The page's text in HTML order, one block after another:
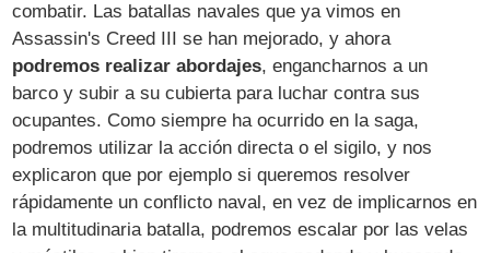
combatir. Las batallas navales que ya vimos en
Assassin's Creed III se han mejorado, y ahora
podremos realizar abordajes, engancharnos a un
barco y subir a su cubierta para luchar contra sus
ocupantes. Como siempre ha ocurrido en la saga,
podremos utilizar la acción directa o el sigilo, y nos
explicaron que por ejemplo si queremos resolver
rápidamente un conflicto naval, en vez de implicarnos en
la multitudinaria batalla, podremos escalar por las velas